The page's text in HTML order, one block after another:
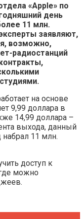
«Apple» по
день
11 млн.
заявляют,
возможно,
радиостанций
на основе
9,99 доллара в
14,99 доллара –
выхода, данный
11 млн.
доступ к
можно